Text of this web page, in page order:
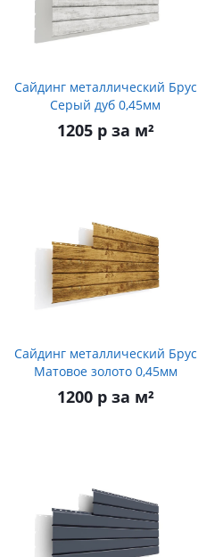
Сайдинг металлический Брус
Серый дуб 0,45мм
1205 р за м²
Сайдинг металлический Брус
Матовое золото 0,45мм
1200 р за м²